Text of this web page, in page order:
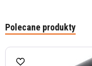
Polecane produkty